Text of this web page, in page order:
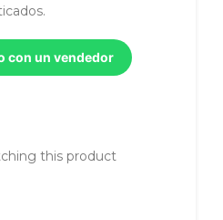
con un vendedor
this product